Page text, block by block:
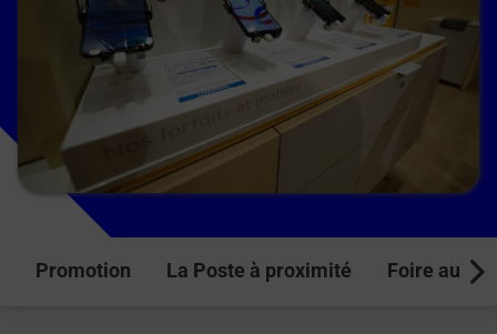
Promotion La Poste à proximité Foire aux